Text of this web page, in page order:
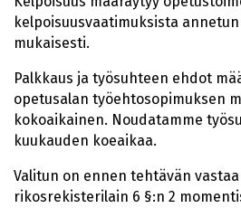
kelpoisuusvaatimuksista
mukaisesti.
Palkkaus ja työsuhteen ehdot
opetusalan työehtosopimuksen
kokoaikainen. Noudatamme
kuukauden koeaikaa.
Valitun on ennen tehtävän
rikosrekisterilain 6 §:n 2